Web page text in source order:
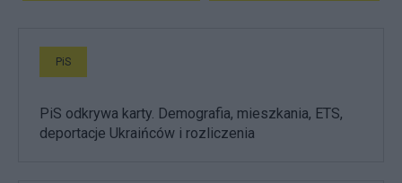
PiS
PiS odkrywa karty. Demografia, mieszkania, ETS,
deportacje Ukraińców i rozliczenia